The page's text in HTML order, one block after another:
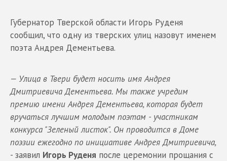
Губернатор Тверской области Игорь Руденя
сообщил, что одну из тверских улиц назовут именем
поэта Андрея Дементьева.
— Улица в Твери будет носить имя Андрея
Дмитриевича Дементьева. Мы также учредим
премию имени Андрея Дементьева, которая будет
вручаться лучшим молодым поэтам - участникам
конкурса "Зеленый листок". Он проводится в Доме
поэзии ежегодно по инициативе Андрея Дмитриевича,
- заявил Игорь Руденя после церемонии прощания с